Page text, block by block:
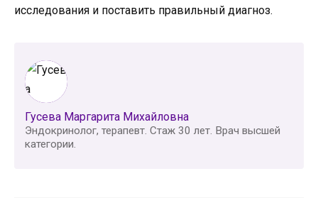
исследования и поставить правильный диагноз.
Гусева Маргарита Михайловна
Эндокринолог, терапевт. Стаж 30 лет. Врач высшей
категории.